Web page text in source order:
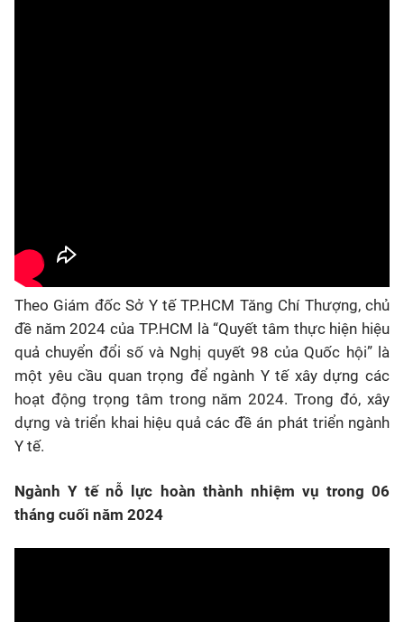
Theo Giám đốc Sở Y tế TP.HCM Tăng Chí Thượng, chủ
đề năm 2024 của TP.HCM là “Quyết tâm thực hiện hiệu
quả chuyển đổi số và Nghị quyết 98 của Quốc hội” là
một yêu cầu quan trọng để ngành Y tế xây dựng các
hoạt động trọng tâm trong năm 2024. Trong đó, xây
dựng và triển khai hiệu quả các đề án phát triển ngành
Y tế.
Ngành Y tế nỗ lực hoàn thành nhiệm vụ trong 06
tháng cuối năm 2024